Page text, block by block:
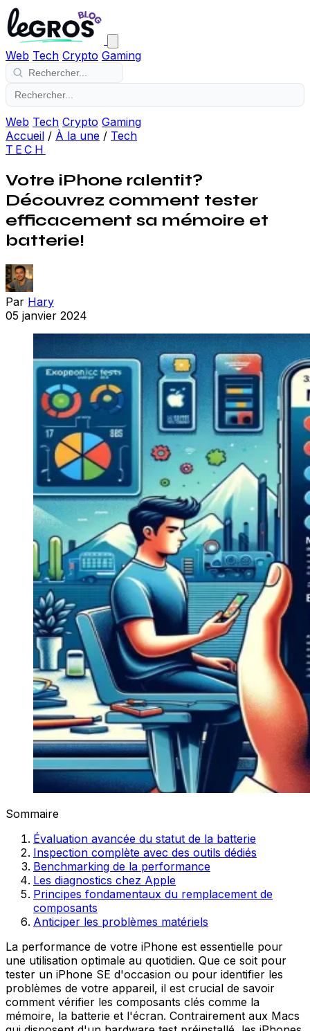
Web Tech Crypto Gaming
Web Tech Crypto Gaming
Accueil / À la une / Tech
TECH
Votre iPhone ralentit?
Découvrez comment tester
efficacement sa mémoire et
batterie!
Par Hary
05 janvier 2024
Sommaire
Évaluation avancée du statut de la batterie
Inspection complète avec des outils dédiés
Benchmarking de la performance
Les diagnostics chez Apple
Principes fondamentaux du remplacement de
composants
Anticiper les problèmes matériels
La performance de votre iPhone est essentielle pour
une utilisation optimale au quotidien. Que ce soit pour
tester un iPhone SE d'occasion ou pour identifier les
problèmes de votre appareil, il est crucial de savoir
comment vérifier les composants clés comme la
mémoire, la batterie et l'écran. Contrairement aux Macs